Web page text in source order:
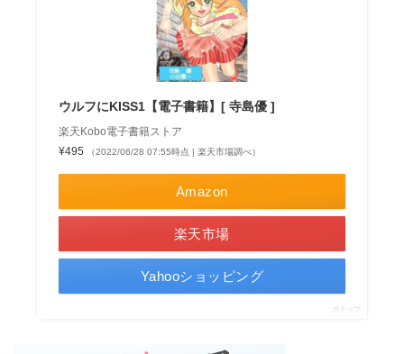
ウルフにKISS1【電子書籍】[ 寺島優 ]
楽天Kobo電子書籍ストア
¥495
（2022/06/28 07:55時点 | 楽天市場調べ）
Amazon
楽天市場
Yahooショッピング
ポチップ